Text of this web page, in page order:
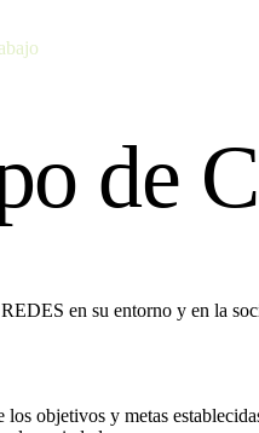
de
en su entorno y en la
objetivos y metas